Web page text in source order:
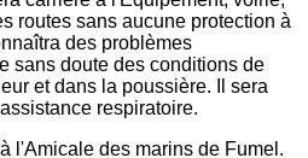
routes sans aucune protection à
des problèmes
sans doute des conditions de
et dans la poussière. Il sera
respiratoire.
l'Amicale des marins de Fumel.